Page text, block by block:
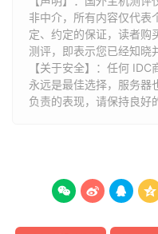
非中介，所有内容仅代表
定、约定的保证，读者购
测评，即表示您已经知晓
【关于安全】：任何
永远是最佳选择，服务器
负责的表现，请保持良好
   